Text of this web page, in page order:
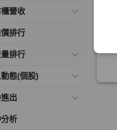
櫃營收
排行
排行
態(個股)
出
析